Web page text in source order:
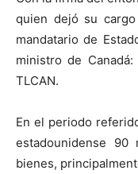
quien dejó su
mandatario de
ministro de
TLCAN.
En el periodo
estadounidense
bienes,